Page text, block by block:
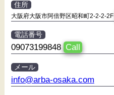
住所
大阪府大阪市阿倍野区昭和町2-2-2-2F
電話番号
09073199848 Call
メール
info@arba-osaka.com